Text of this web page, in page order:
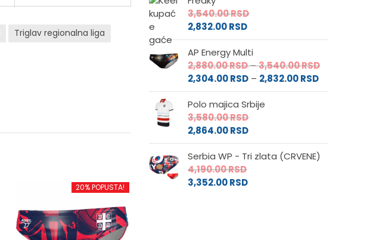
Triglav regionalna liga
20% POPUSTA!
3,540.00RSD
2,832.00RSD
AP Energy Multi
2,880.00RSD–3,540.00RSDRaspon
od
2,304.00RSD – 2,832.00RSDRaspon
cena:
2,832.00 RSD
Polo majica Srbije
3,580.00RSD
2,864.00RSD
Serbia WP - Tri zlata (CRVENE)
4,190.00RSD
3,352.00RSD